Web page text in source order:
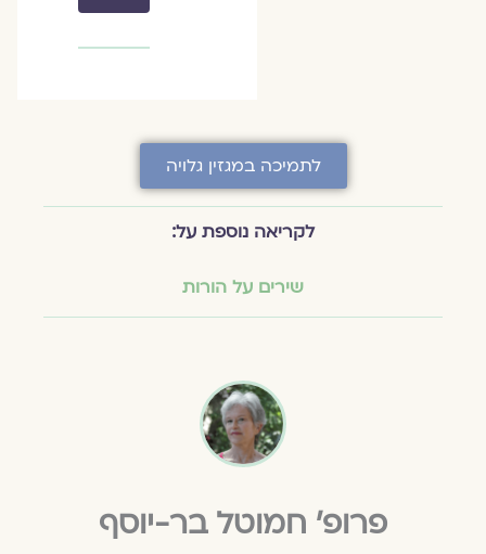
לתמיכה במגזין גלויה
לקריאה נוספת על:
שירים על הורות
פרופ׳ חמוטל בר-יוסף